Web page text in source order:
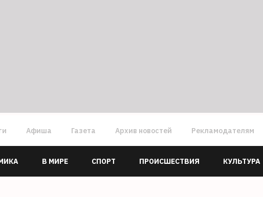
Афиша Газета Архив новостей Рекламодателям
В МИРЕ СПОРТ ПРОИСШЕСТВИЯ КУЛЬТУРА